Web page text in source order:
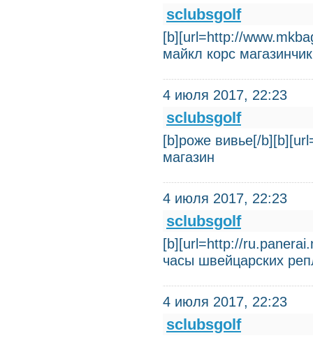
sclubsgolf
[b][url=http://
майкл корс магазинчик
4 июля 2017, 22:23
sclubsgolf
[b]роже вивье[/
магазин
4 июля 2017, 22:23
sclubsgolf
[b][url=http://
часы швейцарских
4 июля 2017, 22:23
sclubsgolf